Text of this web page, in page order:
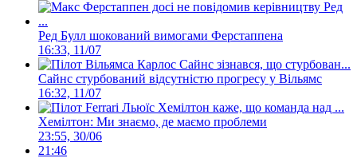
Ред Булл шокований вимогами Ферстаппена
16:33, 11/07
Сайнс стурбований відсутністю прогресу у Вільямс
16:32, 11/07
Хемілтон: Ми знаємо, де маємо проблеми
23:55, 30/06
21:46